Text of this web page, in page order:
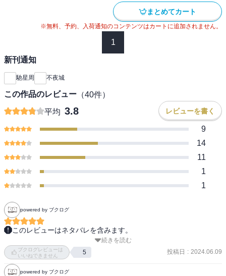
まとめてカート
※無料、予約、入荷通知のコンテンツはカートに追加されません。
1
新刊通知
馳星周 不夜城
この作品のレビュー （40件）
平均 3.8 レビューを書く
9
14
11
1
1
powered by ブクログ
このレビューはネタバレを含みます。
新宿の街を震撼させたチャイナマフィア同士の抗争から2年、北京の
大物が狙撃され、再び新宿中国系裏社会は不穏な空気に包まれた!
『不夜城』の2年後を描いた、傑作ロマン・ノワール!
続きを読む
ブクログレビューは
いいねできません
5 投稿日 : 2024.06.09
powered by ブクログ